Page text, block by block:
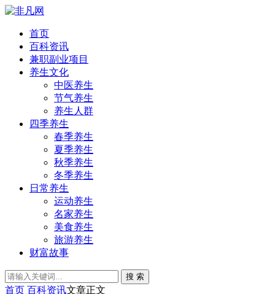
首页
百科资讯
兼职副业项目
养生文化
中医养生
节气养生
养生人群
四季养生
春季养生
夏季养生
秋季养生
冬季养生
日常养生
运动养生
名家养生
美食养生
旅游养生
财富故事
搜 索
首页 百科资讯文章正文